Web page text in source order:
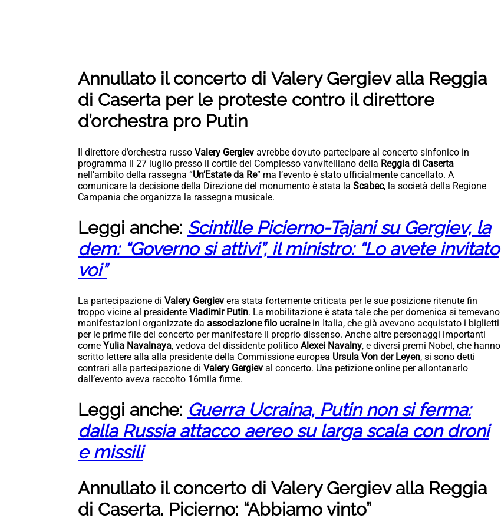
Annullato il concerto di Valery Gergievalla Reggia
di Caserta per le proteste contro il direttore
d’orchestra pro Putin
Il direttore d’orchestra russo Valery Gergiev avrebbe dovuto partecipare al concerto sinfonico in
programma il 27 luglio presso il cortile del Complesso vanvitelliano della Reggia di Caserta
nell’ambito della rassegna “Un’Estate da Re” ma l’evento è stato ufficialmente cancellato. A
comunicare la decisione della Direzione del monumento è stata la Scabec, la società della Regione
Campania che organizza la rassegna musicale.
Leggi anche: Scintille Picierno-Tajani su Gergiev, la
dem: “Governo si attivi”, il ministro: “Lo avete invitato
voi”
La partecipazione di Valery Gergiev era stata fortemente criticata per le sue posizione ritenute fin
troppo vicine al presidente Vladimir Putin. La mobilitazione è stata tale che per domenica si temevano
manifestazioni organizzate da associazione filo ucrainein Italia, che già avevano acquistato i biglietti
per le prime file del concerto per manifestare il proprio dissenso. Anche altre personaggi importanti
come Yulia Navalnaya, vedova del dissidente politico Alexei Navalny, e diversi premi Nobel, che hanno
scritto lettere alla alla presidente della Commissione europea Ursula Von der Leyen, si sono detti
contrari alla partecipazione di Valery Gergiev al concerto. Una petizione online per allontanarlo
dall’evento aveva raccolto 16mila firme.
Leggi anche: Guerra Ucraina, Putin non si ferma:
dalla Russia attacco aereo su larga scala con droni
e missili
Annullato il concerto di Valery Gergiev alla Reggia
di Caserta. Picierno: “Abbiamo vinto”